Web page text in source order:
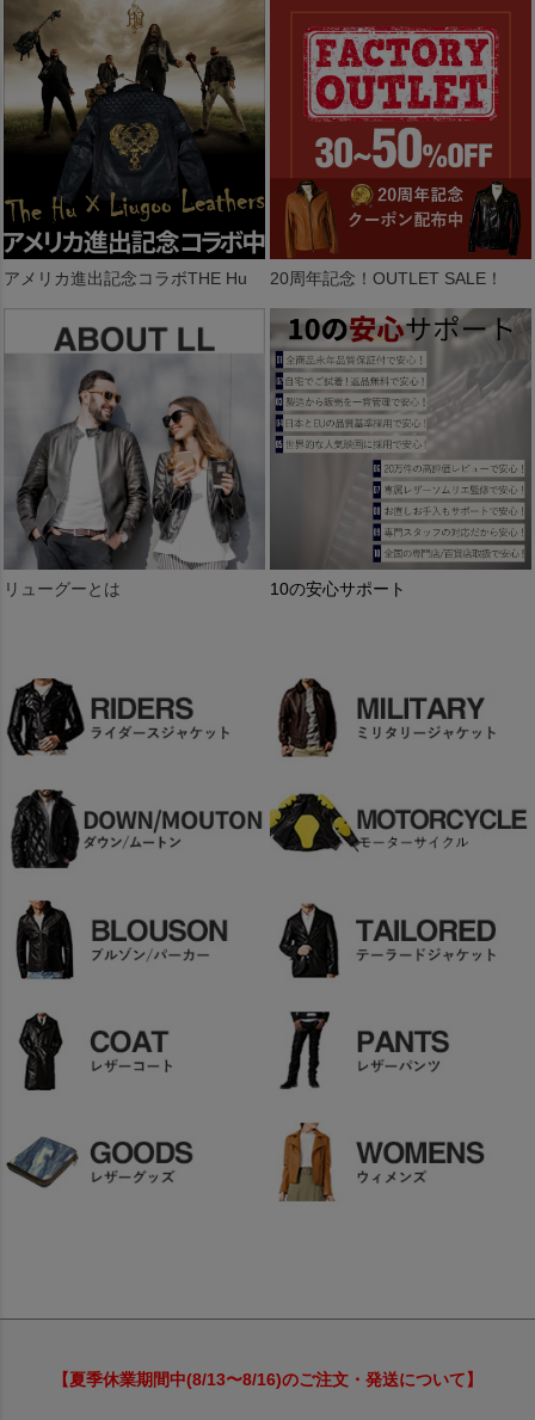
アメリカ進出記念コラボTHE Hu 20周年記念！OUTLET SALE！
リューグーとは 10の安心サポート
【夏季休業期間中(8/13〜8/16)のご注文・発送について】